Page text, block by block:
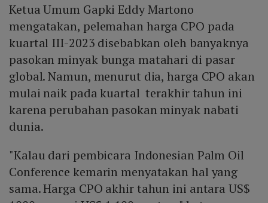
Ketua Umum Gapki Eddy Martono
mengatakan, pelemahan harga CPO pada
kuartal III-2023 disebabkan oleh banyaknya
pasokan minyak bunga matahari di pasar
global. Namun, menurut dia, harga CPO akan
mulai naik pada kuartal terakhir tahun ini
karena perubahan pasokan minyak nabati
dunia.
"Kalau dari pembicara Indonesian Palm Oil
Conference kemarin menyatakan hal yang
sama. Harga CPO akhir tahun ini antara US$